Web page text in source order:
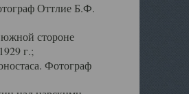
Оттлие Б.Ф.
стороне
г.;
Фотограф